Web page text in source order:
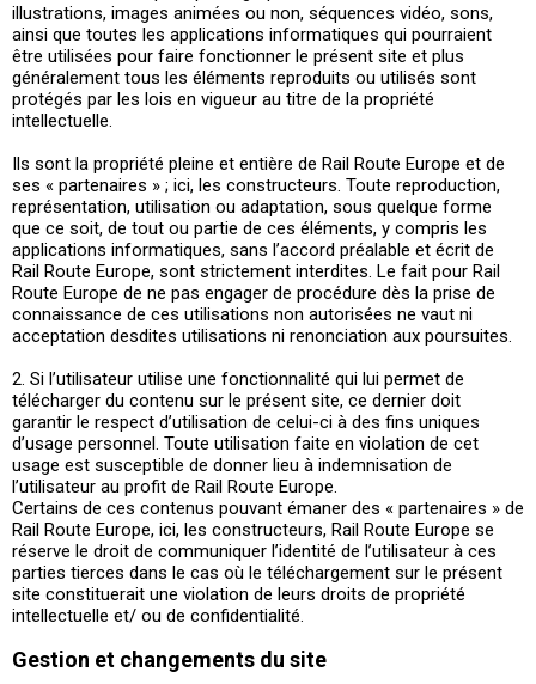
illustrations, images animées ou non, séquences vidéo, sons,
ainsi que toutes les applications informatiques qui pourraient
être utilisées pour faire fonctionner le présent site et plus
généralement tous les éléments reproduits ou utilisés sont
protégés par les lois en vigueur au titre de la propriété
intellectuelle.
Ils sont la propriété pleine et entière de Rail Route Europe et de
ses « partenaires » ; ici, les constructeurs. Toute reproduction,
représentation, utilisation ou adaptation, sous quelque forme
que ce soit, de tout ou partie de ces éléments, y compris les
applications informatiques, sans l’accord préalable et écrit de
Rail Route Europe, sont strictement interdites. Le fait pour Rail
Route Europe de ne pas engager de procédure dès la prise de
connaissance de ces utilisations non autorisées ne vaut ni
acceptation desdites utilisations ni renonciation aux poursuites.
2. Si l’utilisateur utilise une fonctionnalité qui lui permet de
télécharger du contenu sur le présent site, ce dernier doit
garantir le respect d’utilisation de celui-ci à des fins uniques
d’usage personnel. Toute utilisation faite en violation de cet
usage est susceptible de donner lieu à indemnisation de
l’utilisateur au profit de Rail Route Europe.
Certains de ces contenus pouvant émaner des « partenaires » de
Rail Route Europe, ici, les constructeurs, Rail Route Europe se
réserve le droit de communiquer l’identité de l’utilisateur à ces
parties tierces dans le cas où le téléchargement sur le présent
site constituerait une violation de leurs droits de propriété
intellectuelle et/ ou de confidentialité.
Gestion et changements du site